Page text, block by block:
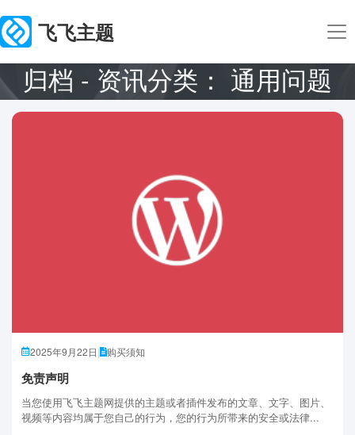
飞飞主题
归档 - 资讯分类： 通用问题
2025年9月22日| 购买须知
免责声明
当您使用飞飞主题网提供的主题或者插件发布的文章、文字、图片、
视频等内容均属于您自己的行为，您的行为所带来的安全或法律...